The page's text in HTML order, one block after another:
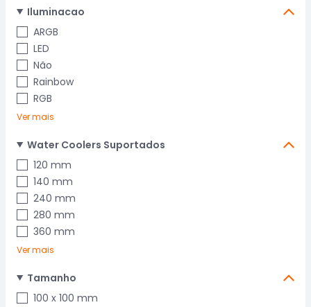
Iluminacao
ARGB
LED
Não
Rainbow
RGB
Ver mais
Water Coolers Suportados
120 mm
140 mm
240 mm
280 mm
360 mm
Ver mais
Tamanho
100 x 100 mm